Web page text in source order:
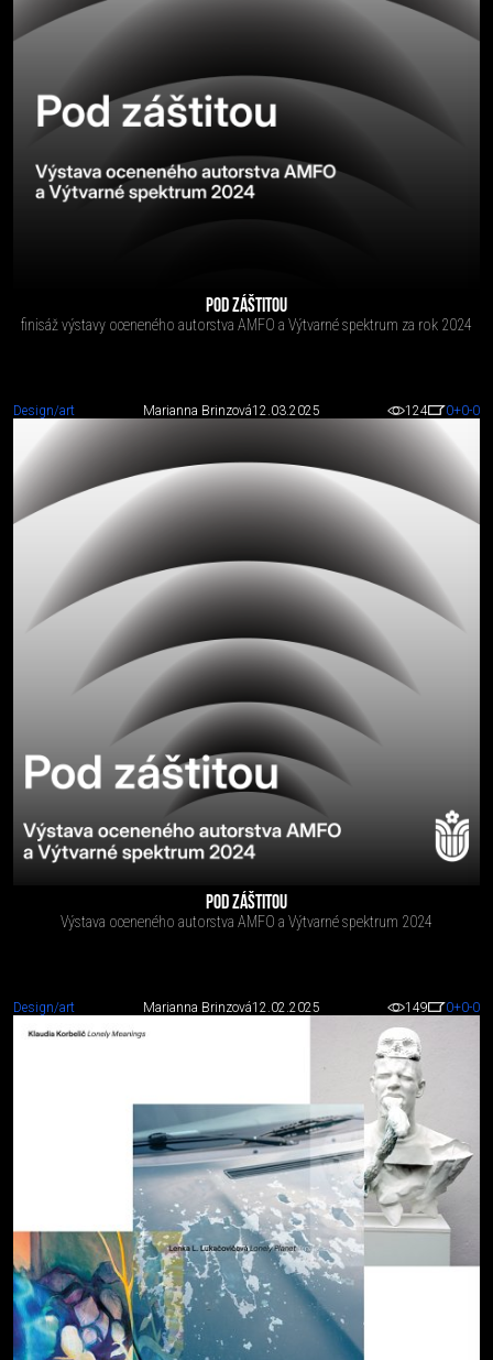
POD ZÁŠTITOU
finisáž výstavy oceneného autorstva AMFO a Výtvarné spektrum za rok 2024
Design/art Marianna Brinzová12.03.2025 124 0+0-0
POD ZÁŠTITOU
Výstava oceneného autorstva AMFO a Výtvarné spektrum 2024
Design/art Marianna Brinzová12.02.2025 149 0+0-0